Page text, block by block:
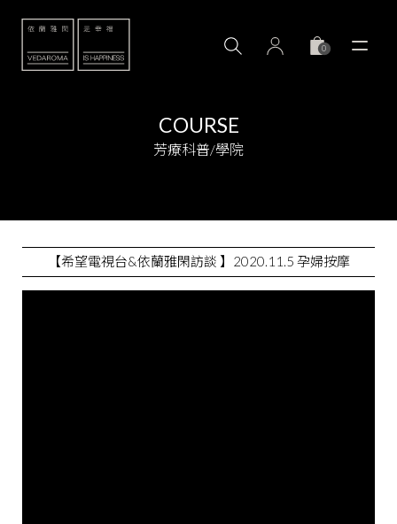
0
COURSE
芳療科普/學院
【希望電視台&依蘭雅閑訪談 】2020.11.5 孕婦按摩